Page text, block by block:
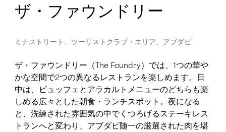
ザ・ファウンドリー
ミナストリート、ツーリストクラブ・エリア、アブダビ
ザ・ファウンドリー（The Foundry）では、1つの華や
かな空間で2つの異なるレストランを楽しめます。日
中は、ビュッフェとアラカルトメニューのどちらも楽
しめる広々とした朝食・ランチスポット。夜になる
と、洗練された雰囲気の中でくつろげるステーキレス
トランへと変わり、アブダビ随一の厳選された肉を堪